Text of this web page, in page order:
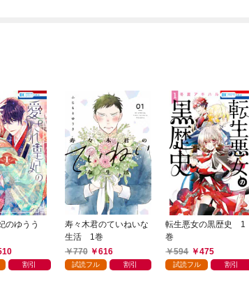
のゆうう
割引
寿々木君のていねいな
生活 1巻
770
616
試読フル 割引
転生悪女の黒歴史 1
巻
594
475
試読フル 割引